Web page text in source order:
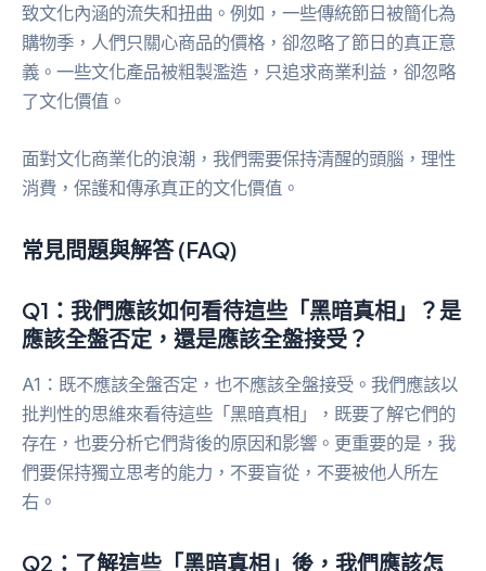
致文化內涵的流失和扭曲。例如，一些傳統節日被簡化為
購物季，人們只關心商品的價格，卻忽略了節日的真正意
義。一些文化產品被粗製濫造，只追求商業利益，卻忽略
了文化價值。
面對文化商業化的浪潮，我們需要保持清醒的頭腦，理性
消費，保護和傳承真正的文化價值。
常見問題與解答 (FAQ)
Q1：我們應該如何看待這些「黑暗真相」？是
應該全盤否定，還是應該全盤接受？
A1：既不應該全盤否定，也不應該全盤接受。我們應該以
批判性的思維來看待這些「黑暗真相」，既要了解它們的
存在，也要分析它們背後的原因和影響。更重要的是，我
們要保持獨立思考的能力，不要盲從，不要被他人所左
右。
Q2：了解這些「黑暗真相」後，我們應該怎